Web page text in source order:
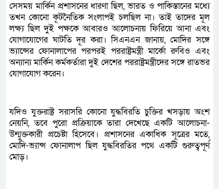
সেসময় মার্কিন প্রশাসনের ধারণা ছিল, ভারত ও পাকিস্তানের মধ্যে
তখন কোনো কূটনৈতিক সংলাপই চলছিল না। তাই তাদের মূল
লক্ষ্য ছিল দুই পক্ষকে আবারও আলোচনায় ফিরিয়ে আনা এবং
যোগাযোগের ঘাটতি দূর করা। সিএনএন জানায়, মোদির সঙ্গে
ভ্যান্সের ফোনালাপের পরপরই পররাষ্ট্রমন্ত্রী মার্কো রুবিও এবং
অন্যান্য মার্কিন কর্মকর্তারা দুই দেশের পররাষ্ট্রমন্ত্রীদের সঙ্গে রাতভর
যোগাযোগ করেন।
যদিও যুক্তরাষ্ট্র সরাসরি কোনো যুদ্ধবিরতি চুক্তির খসড়ায় অংশ
নেয়নি, তবে পুরো প্রক্রিয়াকে তারা দেখেছে একটি আলোচনা-
উন্মুক্তকারী প্রচেষ্টা হিসেবে। প্রশাসনের একাধিক সূত্রের মতে,
মোদি-ভ্যান্স ফোনালাপ ছিল যুদ্ধবিরতির পথে একটি গুরুত্বপূর্ণ
মোড়।